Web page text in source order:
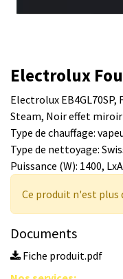
Electrolux
Electrolux
Steam, Noir effet miroir
Type de chauffage:
Type de nettoyage:
Puissance (W): 1400,
Ce produit n'est plus
Documents
Fiche produit.pdf